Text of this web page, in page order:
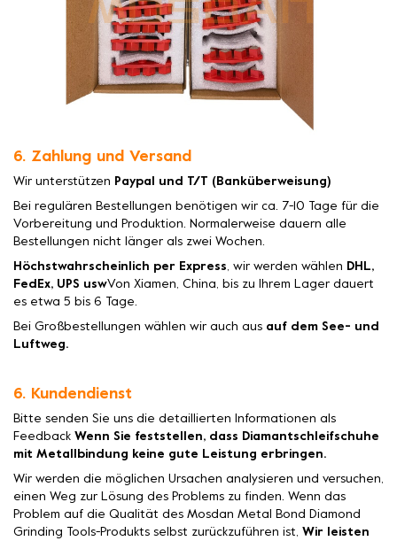
6. Zahlung und Versand
Wir unterstützen Paypal und T/T (Banküberweisung)
Bei regulären Bestellungen benötigen wir ca. 7-10 Tage für die
Vorbereitung und Produktion. Normalerweise dauern alle
Bestellungen nicht länger als zwei Wochen.
Höchstwahrscheinlich per Express, wir werden wählen DHL,
FedEx, UPS uswVon Xiamen, China, bis zu Ihrem Lager dauert
es etwa 5 bis 6 Tage.
Bei Großbestellungen wählen wir auch aus auf dem See- und
Luftweg.
6. Kundendienst
Bitte senden Sie uns die detaillierten Informationen als
Feedback Wenn Sie feststellen, dass Diamantschleifschuhe
mit Metallbindung keine gute Leistung erbringen.
Wir werden die möglichen Ursachen analysieren und versuchen,
einen Weg zur Lösung des Problems zu finden. Wenn das
Problem auf die Qualität des Mosdan Metal Bond Diamond
Grinding Tools-Produkts selbst zurückzuführen ist, Wir leisten